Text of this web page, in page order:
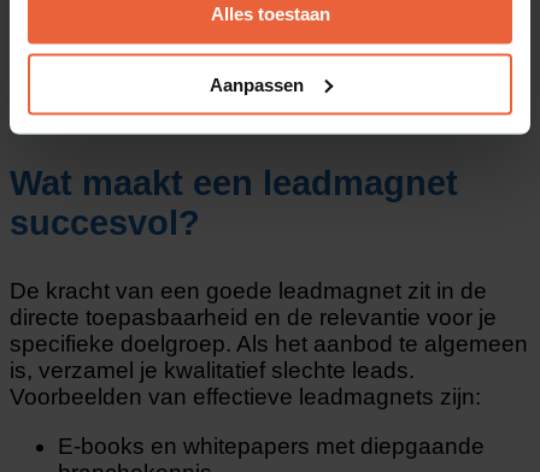
Alles toestaan
Aanpassen
om de drempel voor websitebezoekers te
verlagen om hun contactgegevens achter te laten.
Het is het concrete, waardevolle ‘lisaas’ dat je
gratis weggeeft in ruil voor een e-mailadres en
naam.
Wat maakt een leadmagnet
succesvol?
De kracht van een goede leadmagnet zit in de
directe toepasbaarheid en de relevantie voor je
specifieke doelgroep. Als het aanbod te algemeen
is, verzamel je kwalitatief slechte leads.
Voorbeelden van effectieve leadmagnets zijn:
E-books en whitepapers met diepgaande